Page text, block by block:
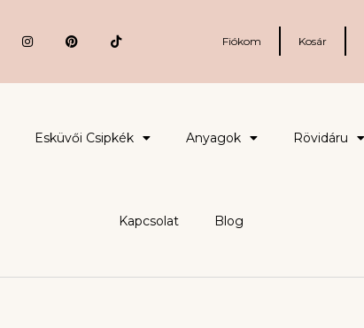
Fiókom Kosár
Esküvői Csipkék Anyagok Rövidáru
Kapcsolat Blog